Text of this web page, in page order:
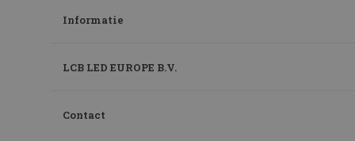
Informatie
LCB LED EUROPE B.V.
Contact